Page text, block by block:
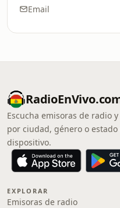
Email
Escucha emisoras de radio
por ciudad, género o
dispositivo.
EXPLORAR
Emisoras de radio